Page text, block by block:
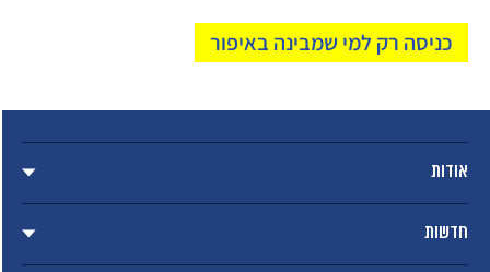
כניסה רק למי שמבינה באיפור
אודות
חדשות